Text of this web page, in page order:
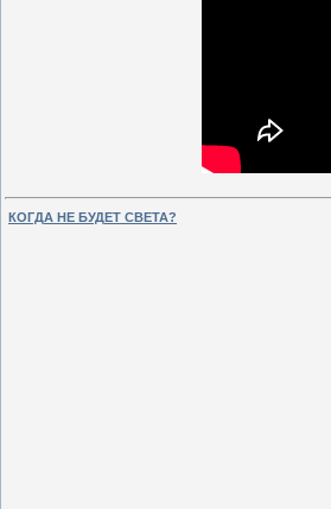
КОГДА НЕ БУДЕТ СВЕТА?